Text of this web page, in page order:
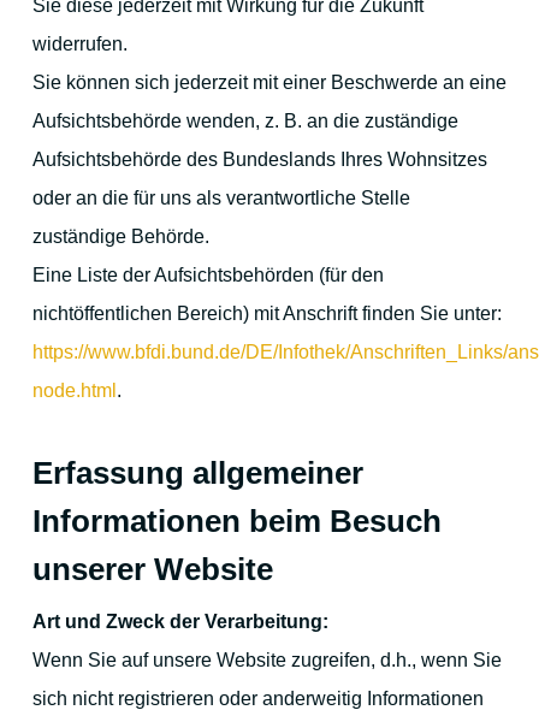
Online Buchen
Sie diese jederzeit mit Wirkung für die Zukunft
widerrufen.
Sie können sich jederzeit mit einer Beschwerde an eine
Aufsichtsbehörde wenden, z. B. an die zuständige
Aufsichtsbehörde des Bundeslands Ihres Wohnsitzes
oder an die für uns als verantwortliche Stelle
zuständige Behörde.
Eine Liste der Aufsichtsbehörden (für den
nichtöffentlichen Bereich) mit Anschrift finden Sie unter:
https://www.bfdi.bund.de/DE/Infothek/Anschriften_Links/
node.html .
Erfassung allgemeiner
Informationen beim Besuch
unserer Website
Art und Zweck der Verarbeitung:
Wenn Sie auf unsere Website zugreifen, d.h., wenn Sie
sich nicht registrieren oder anderweitig Informationen